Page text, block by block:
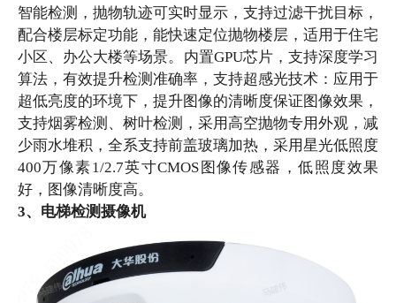
智能检测，抛物轨迹可实时显示，支持过滤干扰目标，
配合楼层标定功能，能快速定位抛物楼层，适用于住宅
小区、办公大楼等场景。内置GPU芯片，支持深度学习
算法，有效提升检测准确率，支持超感光技术：应用于
超低亮度的环境下，提升图像的清晰度保证图像效果，
支持烟雾检测、树叶检测，采用高空抛物专用外观，减
少雨水堆积，全系支持前盖玻璃加热，采用星光低照度
400万像素1/2.7英寸CMOS图像传感器，低照度效果
好，图像清晰度高。
3、电梯检测摄像机